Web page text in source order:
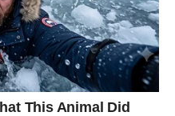
promijeniti.